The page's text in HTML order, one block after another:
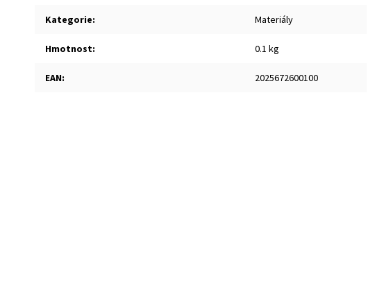
Kategorie: Materiály
Hmotnost: 0.1 kg
EAN: 2025672600100